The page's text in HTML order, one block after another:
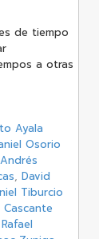
de tiempo
a otras
Ayala
Osorio
, David
Tiburcio
Cascante